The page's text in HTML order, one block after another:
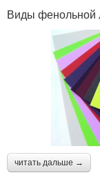
Виды фенольной
читать дальше →